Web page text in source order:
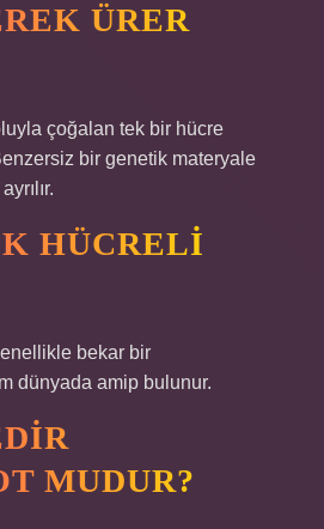
ÜRER
çoğalan tek bir hücre
bir genetik materyale
HÜCRELI
bekar bir
dünyada amip bulunur.
MUDUR?